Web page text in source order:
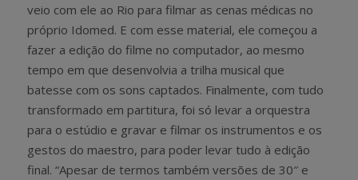
veio com ele ao Rio para filmar as cenas médicas no
próprio Idomed. E com esse material, ele começou a
fazer a edição do filme no computador, ao mesmo
tempo em que desenvolvia a trilha musical que
batesse com os sons captados. Finalmente, com tudo
transformado em partitura, foi só levar a orquestra
para o estúdio e gravar e filmar os instrumentos e os
gestos do maestro, para poder levar tudo à edição
final. “Apesar de termos também versões de 30″ e